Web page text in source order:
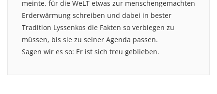
meinte, für die WeLT etwas zur menschengemachten
Erderwärmung schreiben und dabei in bester
Tradition Lyssenkos die Fakten so verbiegen zu
müssen, bis sie zu seiner Agenda passen.
Sagen wir es so: Er ist sich treu geblieben.